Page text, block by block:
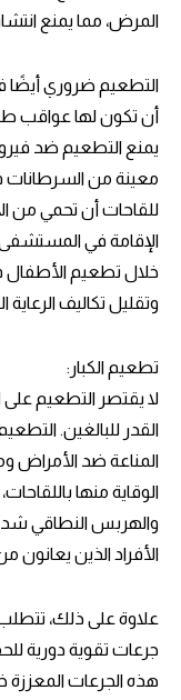
المرض، مما يمنع
التطعيم ضروري أيضًا
أن تكون لها عواقب
معينة من السرطانات
للقاحات أن تحمي من
الإقامة في المستشفى
خلال تطعيم الأطفال
وتقليل تكاليف
تطعيم الكبار:
لا يقتصر التطعيم
القدر للبالغين.
المناعة ضد الأمراض
الوقاية منها
والهربس النطاقي
الأفراد الذين
علاوة على ذلك، تتطلب
جرعات تقوية دورية
هذه الجرعات المعززة